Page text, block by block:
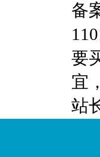
备
要
宜
站